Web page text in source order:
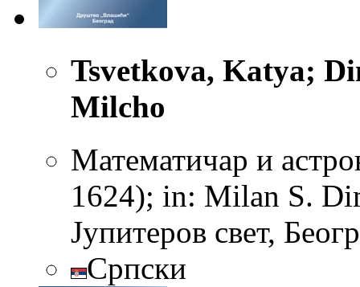
Tsvetkova, Katya;
Milcho
Математичар и
1624); in: Milan S.
Јупитеров свет,
Српски